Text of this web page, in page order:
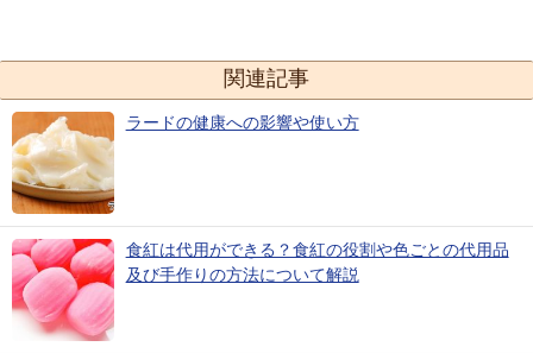
関連記事
ラードの健康への影響や使い方
食紅は代用ができる？食紅の役割や色ごとの代用品
及び手作りの方法について解説